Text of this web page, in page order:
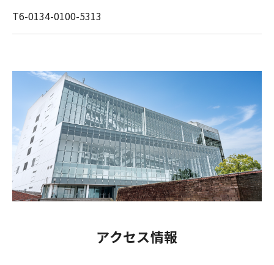
T6-0134-0100-5313
アクセス情報